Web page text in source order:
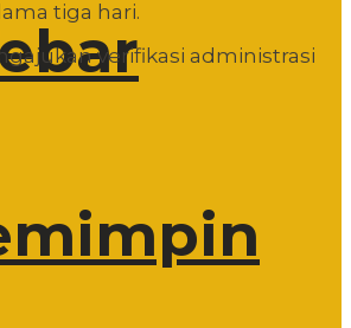
tiga hari.
verifikasi administrasi